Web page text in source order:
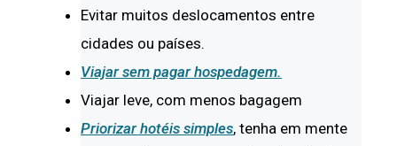
Evitar muitos deslocamentos entre
cidades ou países.
Viajar sem pagar hospedagem.
Viajar leve, com menos bagagem
Priorizar hotéis simples, tenha em mente